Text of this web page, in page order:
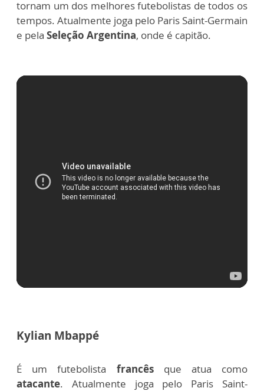
tornam um dos melhores futebolistas de todos os
tempos. Atualmente joga pelo Paris Saint-Germain
e pela Seleção Argentina, onde é capitão.
Kylian Mbappé
É um futebolista francêsque atua como
atacante. Atualmente joga pelo Paris Saint-